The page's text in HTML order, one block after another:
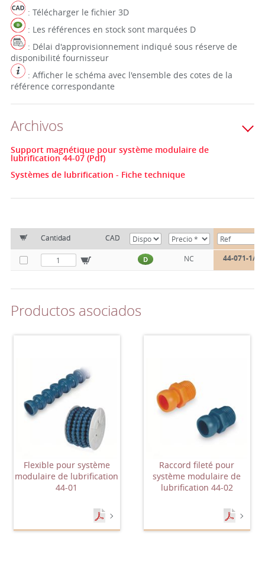
: Télécharger le fichier 3D
: Les références en stock sont marquées D
: Délai d'approvisionnement indiqué sous réserve de
disponibilité fournisseur
: Afficher le schéma avec l'ensemble des cotes de la
référence correspondante
Archivos
Support magnétique pour système modulaire de
lubrification 44-07 (Pdf)
Systèmes de lubrification - Fiche technique
Cantidad CAD
D NC 44-071-1/4
Productos asociados
Flexible pour système
modulaire de lubrification
44-01
Raccord fileté pour
système modulaire de
lubrification 44-02